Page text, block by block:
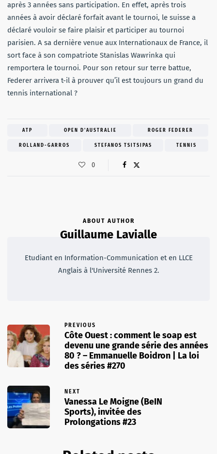
après 3 années sans participation. En effet, après trois
années à avoir déclaré forfait avant le tournoi, le suisse a
déclaré vouloir se faire plaisir et participer au tournoi
parisien. A sa dernière venue aux Internationaux de France, il
sort face à son compatriote Stanislas Wawrinka qui
remportera le tournoi. Pour son retour sur terre battue,
Federer arrivera t-il à prouver qu’il est toujours un grand du
tennis international ?
ATP OPEN D'AUSTRALIE ROGER FEDERER
ROLLAND-GARROS STEFANOS TSITSIPAS TENNIS
0
ABOUT AUTHOR
Guillaume Lavialle
Etudiant en Information-Communication et en LLCE
Anglais à l'Université Rennes 2.
PREVIOUS
Côte Ouest : comment le soap est
devenu une grande série des années
80 ? – Emmanuelle Boidron | La loi
des séries #270
NEXT
Vanessa Le Moigne (BeIN
Sports), invitée des
Prolongations #23